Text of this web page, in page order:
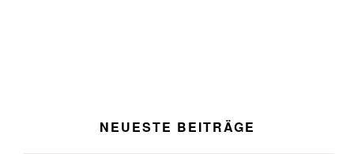
NEUESTE BEITRÄGE